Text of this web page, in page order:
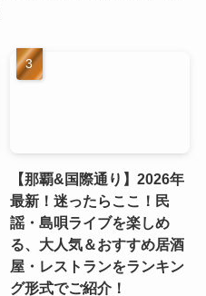
【那覇&国際通り】2026年
最新！迷ったらここ！民
謡・島唄ライブを楽しめ
る、大人気＆おすすめ居酒
屋・レストランをランキン
グ形式でご紹介！